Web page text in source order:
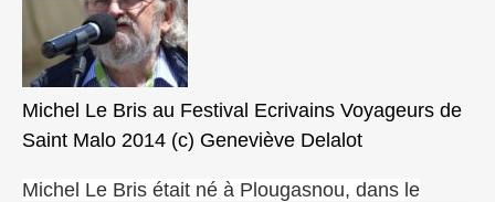
Michel Le Bris au Festival Ecrivains Voyageurs de
Saint Malo 2014 (c) Geneviève Delalot
Michel Le Bris était né à Plougasnou, dans le